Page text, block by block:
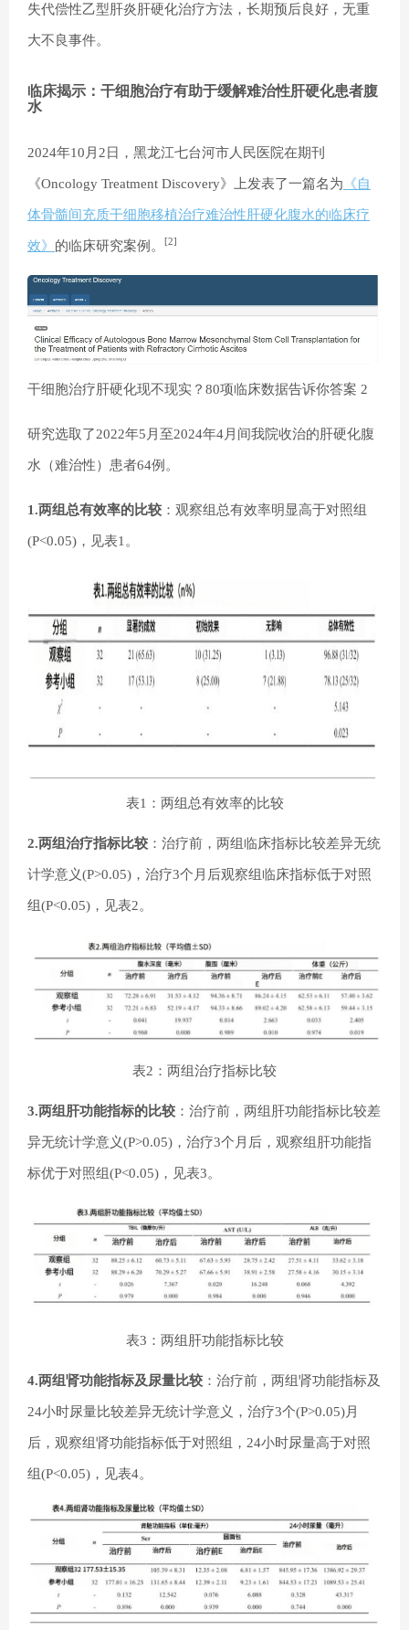
失代偿性乙型肝炎肝硬化治疗方法，长期预后良好，无重
大不良事件。
临床揭示：干细胞治疗有助于缓解难治性肝硬化患者腹
水
2024年10月2日，黑龙江七台河市人民医院在期刊
《Oncology Treatment Discovery》上发表了一篇名为 《自
体骨髓间充质干细胞移植治疗难治性肝硬化腹水的临床疗
效》 的临床研究案例。 [2]
干细胞治疗肝硬化现不现实？80项临床数据告诉你答案 2
研究选取了2022年5月至2024年4月间我院收治的肝硬化腹
水（难治性）患者64例。
1.两组总有效率的比较 ：观察组总有效率明显高于对照组
(P<0.05)，见表1。
表1：两组总有效率的比较
2.两组治疗指标比较 ：治疗前，两组临床指标比较差异无统
计学意义(P>0.05)，治疗3个月后观察组临床指标低于对照
组(P<0.05)，见表2。
表2：两组治疗指标比较
3.两组肝功能指标的比较 ：治疗前，两组肝功能指标比较差
异无统计学意义(P>0.05)，治疗3个月后，观察组肝功能指
标优于对照组(P<0.05)，见表3。
表3：两组肝功能指标比较
4.两组肾功能指标及尿量比较 ：治疗前，两组肾功能指标及
24小时尿量比较差异无统计学意义，治疗3个(P>0.05)月
后，观察组肾功能指标低于对照组，24小时尿量高于对照
组(P<0.05)，见表4。